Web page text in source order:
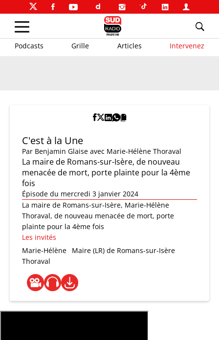
Podcasts Grille Articles Intervenez
C'est à la Une
Par Benjamin Glaise avec Marie-Hélène Thoraval
La maire de Romans-sur-Isère, de nouveau
menacée de mort, porte plainte pour la 4ème
fois
Épisode du mercredi 3 janvier 2024
La maire de Romans-sur-Isère, Marie-Hélène
Thoraval, de nouveau menacée de mort, porte
plainte pour la 4ème fois
Les invités
Marie-Hélène
Thoraval
Maire (LR) de Romans-sur-Isère